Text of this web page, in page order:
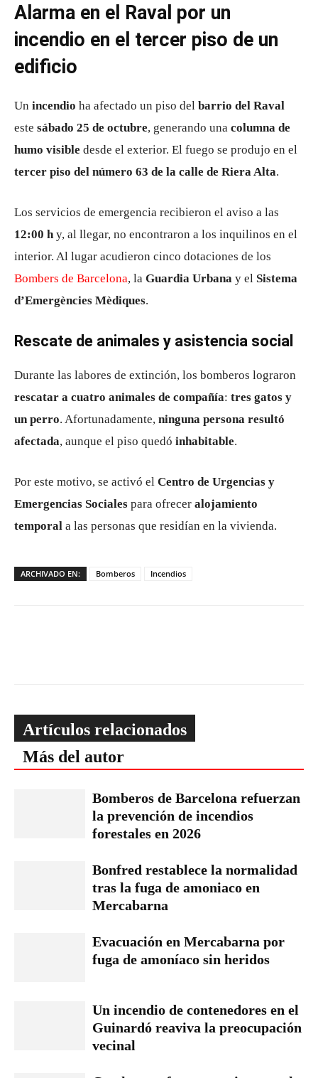
Alarma en el Raval por un
incendio en el tercer piso de un
edificio
Un incendio ha afectado un piso del barrio del Raval
este sábado 25 de octubre, generando una columna de
humo visible desde el exterior. El fuego se produjo en el
tercer piso del número 63 de la calle de Riera Alta.
Los servicios de emergencia recibieron el aviso a las
12:00 h y, al llegar, no encontraron a los inquilinos en el
interior. Al lugar acudieron cinco dotaciones de los
Bombers de Barcelona, la Guardia Urbana y el Sistema
d’Emergències Mèdiques.
Rescate de animales y asistencia social
Durante las labores de extinción, los bomberos lograron
rescatar a cuatro animales de compañía: tres gatos y
un perro. Afortunadamente, ninguna persona resultó
afectada, aunque el piso quedó inhabitable.
Por este motivo, se activó el Centro de Urgencias y
Emergencias Sociales para ofrecer alojamiento
temporal a las personas que residían en la vivienda.
ARCHIVADO EN: Bomberos Incendios
Artículos relacionados
Más del autor
Bomberos de Barcelona refuerzan
la prevención de incendios
forestales en 2026
Bonfred restablece la normalidad
tras la fuga de amoniaco en
Mercabarna
Evacuación en Mercabarna por
fuga de amoníaco sin heridos
Un incendio de contenedores en el
Guinardó reaviva la preocupación
vecinal